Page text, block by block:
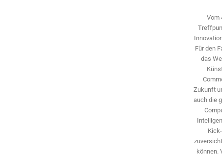
Vom
Für den
das
Zukunft
auch die
können.